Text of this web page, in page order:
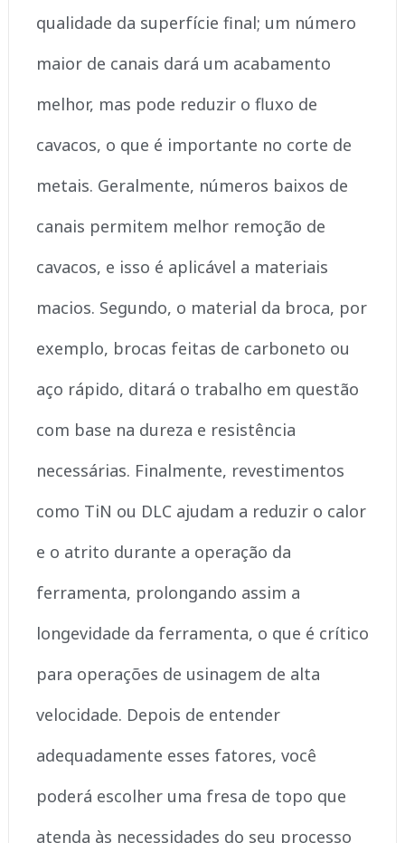
qualidade da superfície final; um número
maior de canais dará um acabamento
melhor, mas pode reduzir o fluxo de
cavacos, o que é importante no corte de
metais. Geralmente, números baixos de
canais permitem melhor remoção de
cavacos, e isso é aplicável a materiais
macios. Segundo, o material da broca, por
exemplo, brocas feitas de carboneto ou
aço rápido, ditará o trabalho em questão
com base na dureza e resistência
necessárias. Finalmente, revestimentos
como TiN ou DLC ajudam a reduzir o calor
e o atrito durante a operação da
ferramenta, prolongando assim a
longevidade da ferramenta, o que é crítico
para operações de usinagem de alta
velocidade. Depois de entender
adequadamente esses fatores, você
poderá escolher uma fresa de topo que
atenda às necessidades do seu processo